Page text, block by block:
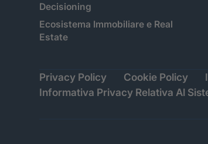
Decisioning
Ecosistema Immobiliare e Real
Estate
Privacy Policy Cookie Policy
Informativa Privacy Relativa Al